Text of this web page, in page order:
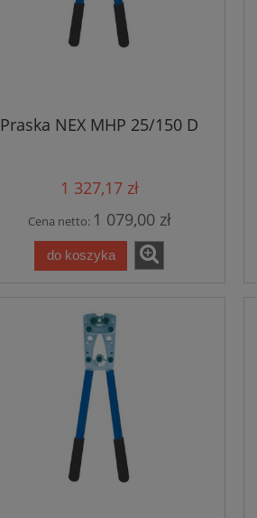
Praska NEX MHP 25/150 D
1 327,17 zł
Cena netto: 1 079,00 zł
do koszyka